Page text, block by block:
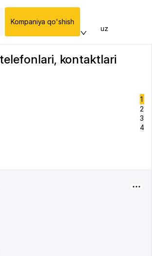
Kompaniya qo'shish
uz
kontaktlari
1
2
3
4